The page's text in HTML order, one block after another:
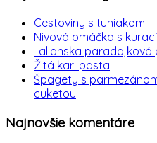
Cestoviny s tuniakom
Nivová omáčka s
Talianska paradajková
Žltá kari pasta
Špagety s
cuketou
Najnovšie komentáre